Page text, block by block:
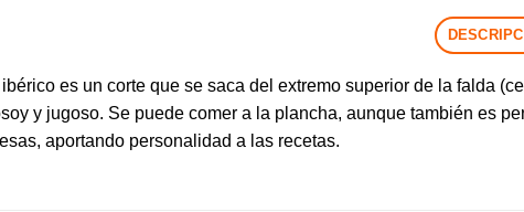
es un corte que se saca del extremo superior de la falda
y jugoso. Se puede comer a la plancha, aunque también es
aportando personalidad a las recetas.